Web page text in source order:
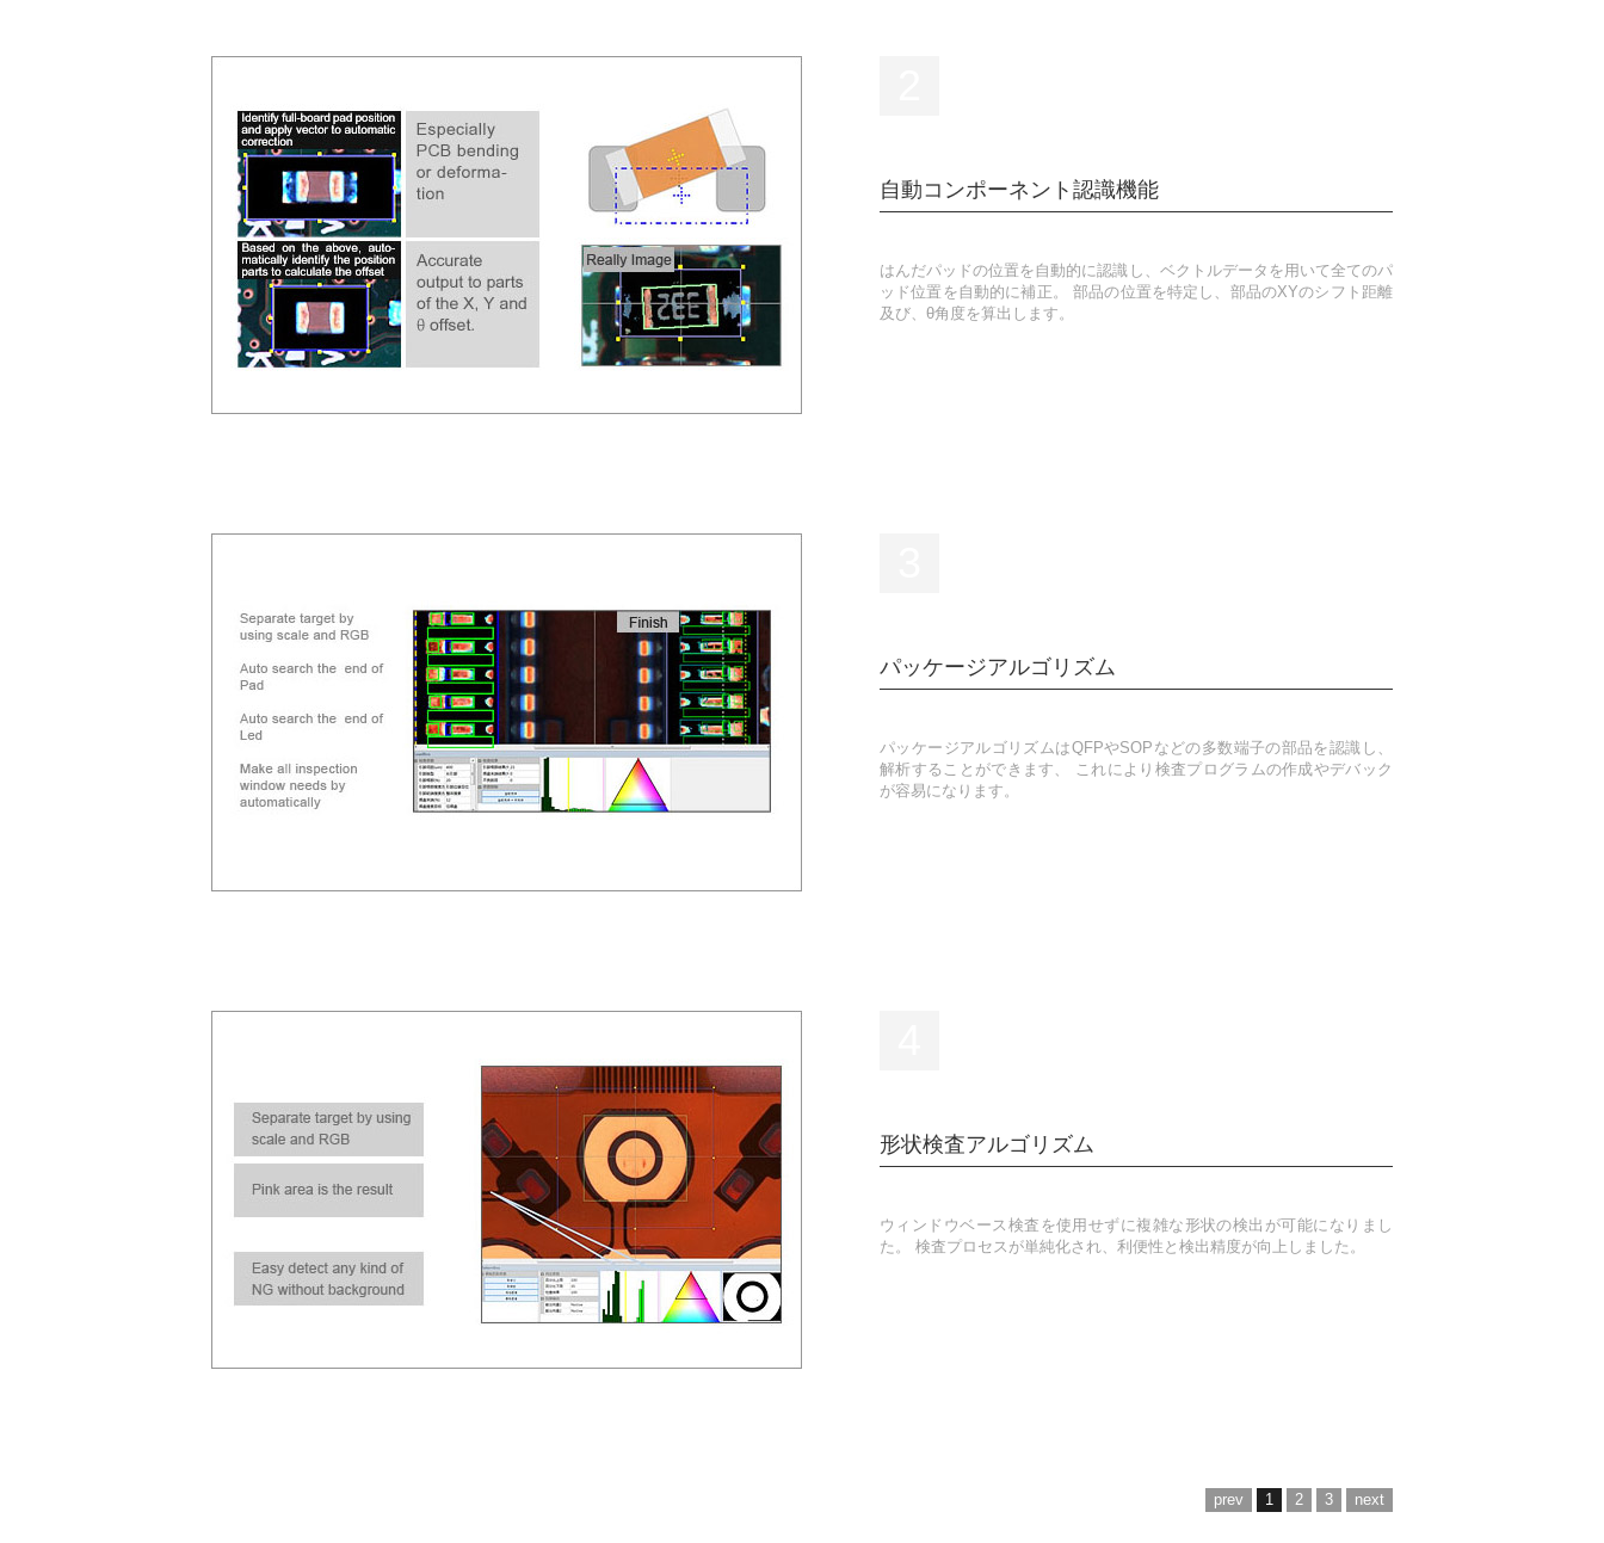
自動コンポーネント認識機能
はんだパッドの位置を自動的に認識し、ベクトルデータを用いて全てのパ
ッド位置を自動的に補正。 部品の位置を特定し、部品のXYのシフト距離
及び、θ角度を算出します。
パッケージアルゴリズム
パッケージアルゴリズムはQFPやSOPなどの多数端子の部品を認識し、
解析することができます、 これにより検査プログラムの作成やデバック
が容易になります。
形状検査アルゴリズム
ウィンドウベース検査を使用せずに複雑な形状の検出が可能になりまし
た。 検査プロセスが単純化され、利便性と検出精度が向上しました。
prev 1 2 3 next